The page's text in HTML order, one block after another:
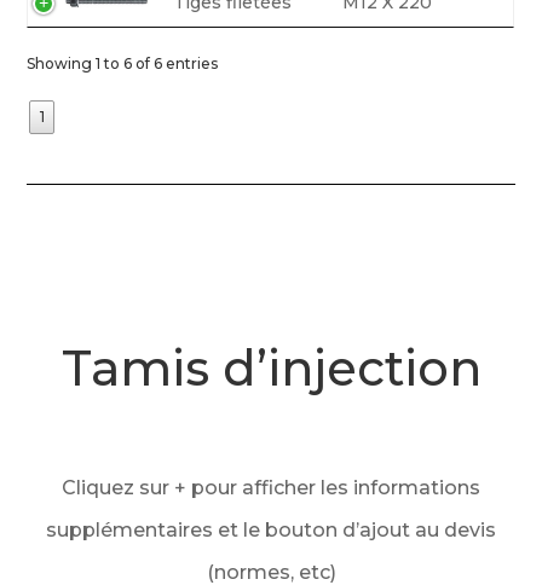
Showing 1 to 6 of 6 entries
1
Tamis d’injection
Cliquez sur + pour afficher les informations
supplémentaires et le bouton d’ajout au devis
(normes, etc)